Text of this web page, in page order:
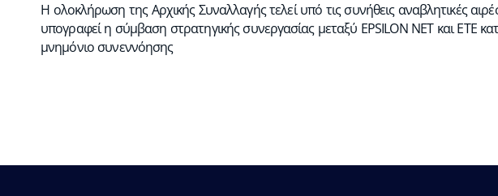
Η ολοκλήρωση της Αρχικής Συναλλαγής τελεί υπό τις συνήθεις αναβλητικές
υπογραφεί η σύμβαση στρατηγικής συνεργασίας μεταξύ EPSILON NET και ΕΤΕ
μνημόνιο συνεννόησης